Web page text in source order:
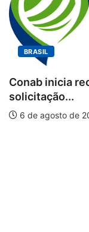
BRASIL
Conab inicia
solicitação...
6 de agosto de